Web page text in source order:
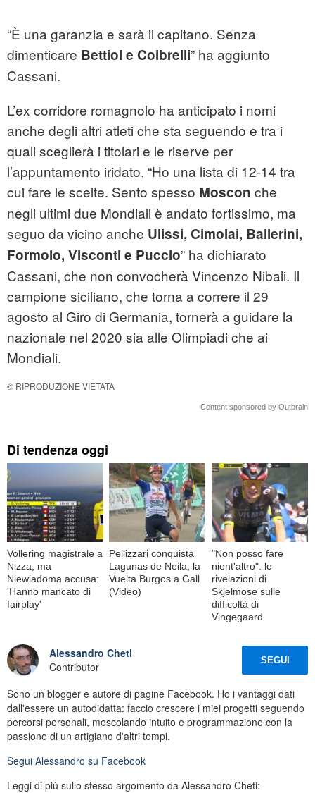
“È una garanzia e sarà il capitano. Senza
dimenticare Bettiol e Colbrelli” ha aggiunto
Cassani.
L’ex corridore romagnolo ha anticipato i nomi
anche degli altri atleti che sta seguendo e tra i
quali sceglierà i titolari e le riserve per
l’appuntamento iridato. “Ho una lista di 12-14 tra
cui fare le scelte. Sento spesso Moscon che
negli ultimi due Mondiali è andato fortissimo, ma
seguo da vicino anche Ulissi, Cimolai, Ballerini,
Formolo, Visconti e Puccio” ha dichiarato
Cassani, che non convocherà Vincenzo Nibali. Il
campione siciliano, che torna a correre il 29
agosto al Giro di Germania, tornerà a guidare la
nazionale nel 2020 sia alle Olimpiadi che ai
Mondiali.
© RIPRODUZIONE VIETATA
Content sponsored by Outbrain
Di tendenza oggi
Vollering magistrale a
Nizza, ma
Niewiadoma accusa:
'Hanno mancato di
fairplay'
Pellizzari conquista
Lagunas de Neila, la
Vuelta Burgos a Gall
(Video)
"Non posso fare
nient'altro": le
rivelazioni di
Skjelmose sulle
difficoltà di
Vingegaard
Alessandro Cheti
Contributor
SEGUI
Sono un blogger e autore di pagine Facebook. Ho i vantaggi dati
dall'essere un autodidatta: faccio crescere i miei progetti seguendo
percorsi personali, mescolando intuito e programmazione con la
passione di un artigiano d'altri tempi.
Segui Alessandro su Facebook
Leggi di più sullo stesso argomento da Alessandro Cheti: